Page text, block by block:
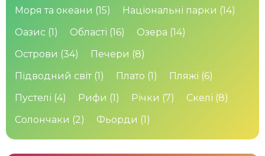
Моря та океани (15) Національні парки (14)
Оазис (1) Області (16) Озера (14)
Острови (34) Печери (8)
Підводний світ (1) Плато (1) Пляжі (6)
Пустелі (4) Рифи (1) Річки (7) Скелі (8)
Солончаки (2) Фьорди (1)